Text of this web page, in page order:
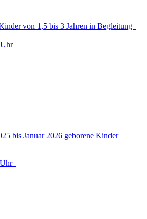
von 1,5 bis 3 Jahren in Begleitung
bis Januar 2026 geborene Kinder